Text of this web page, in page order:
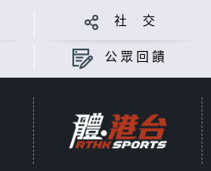
社 交
公眾回饋